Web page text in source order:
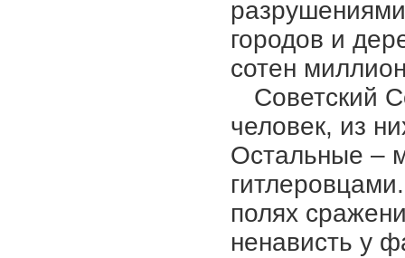
городов и
сотен
Советский
человек, из
Остальные –
полях
ненависть у